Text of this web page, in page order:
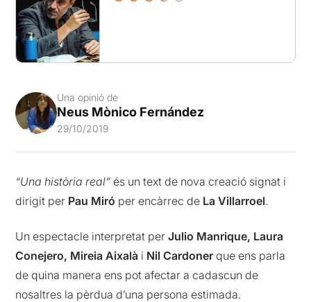
Una opinió de
Neus Mònico Fernández
29/10/2019
“Una història real” és un text de nova creació signat i
dirigit per Pau Miró per encàrrec de La Villarroel.
Un espectacle interpretat perJulio Manrique, Laura
Conejero, Mireia Aixalà i Nil Cardonerque ens parla
de quina manera ens pot afectar a cadascun de
nosaltres la pèrdua d’una persona estimada.